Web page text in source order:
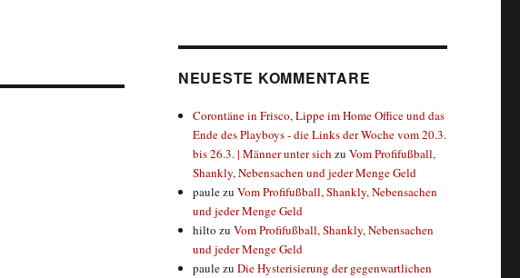
NEUESTE KOMMENTARE
Corontäne in Frisco, Lippe im Home Office und das
Ende des Playboys - die Links der Woche vom 20.3.
bis 26.3. | Männer unter sich zuVom Profifußball,
Shankly, Nebensachen und jeder Menge Geld
paulezuVom Profifußball, Shankly, Nebensachen
und jeder Menge Geld
hilto zuVom Profifußball, Shankly, Nebensachen
und jeder Menge Geld
paulezuDie Hysterisierung der gegenwartlichen